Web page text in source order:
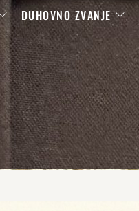
DUHOVNO ZVANJE